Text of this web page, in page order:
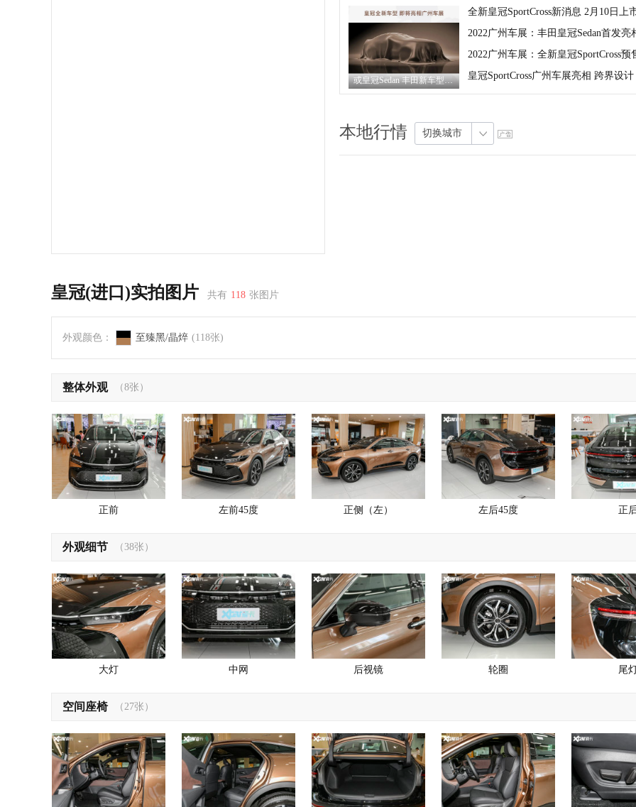
或皇冠Sedan 丰田新车型将亮相广州车展
全新皇冠SportCross新消息 2月10日上
2022广州车展：丰田皇冠Sedan首发亮
2022广州车展：全新皇冠SportCross预
皇冠SportCross广州车展亮相 跨界设计
本地行情 切换城市
皇冠(进口)实拍图片 共有 118 张图片
外观颜色： 至臻黑/晶焠 (118张)
整体外观 （8张）
正前 左前45度 正侧（左） 左后45度 正
外观细节 （38张）
大灯 中网 后视镜 轮圈 尾
空间座椅 （27张）